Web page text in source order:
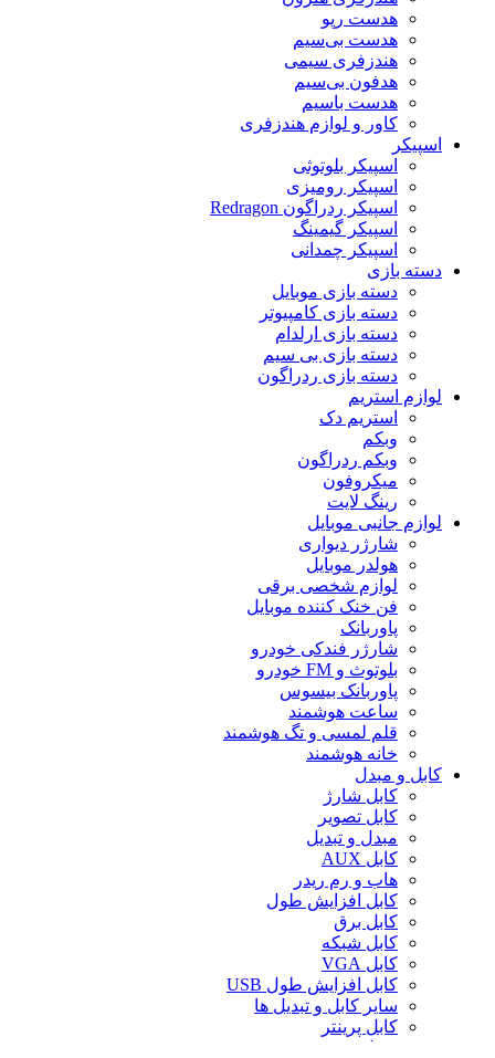
هدست رپو
هدست بی‌سیم
هندزفری سیمی
هدفون بی‌سیم
هدست باسیم
کاور و لوازم هندزفری
اسپیکر
اسپیکر بلوتوثی
اسپیکر رومیزی
اسپیکر ردراگون Redragon
اسپیکر گیمینگ
اسپیکر چمدانی
دسته بازی
دسته بازی موبایل
دسته بازی کامپیوتر
دسته بازی ارلدام
دسته بازی بی سیم
دسته بازی ردراگون
لوازم استریم
استریم دک
وبکم
وبکم ردراگون
میکروفون
رینگ لایت
لوازم جانبی موبایل
شارژر دیواری
هولدر موبایل
لوازم شخصی برقی
فن خنک کننده موبایل
پاوربانک
شارژر فندکی خودرو
بلوتوث و FM خودرو
پاوربانک بیسوس
ساعت هوشمند
قلم لمسی و تگ هوشمند
خانه هوشمند
کابل و مبدل
کابل شارژ
کابل تصویر
مبدل و تبدیل
کابل AUX
هاب و رم ریدر
کابل افزایش طول
کابل برق
کابل شبکه
کابل VGA
کابل افزایش طول USB
سایر کابل و تبدیل ها
کابل پرینتر
تبدیل تصویر